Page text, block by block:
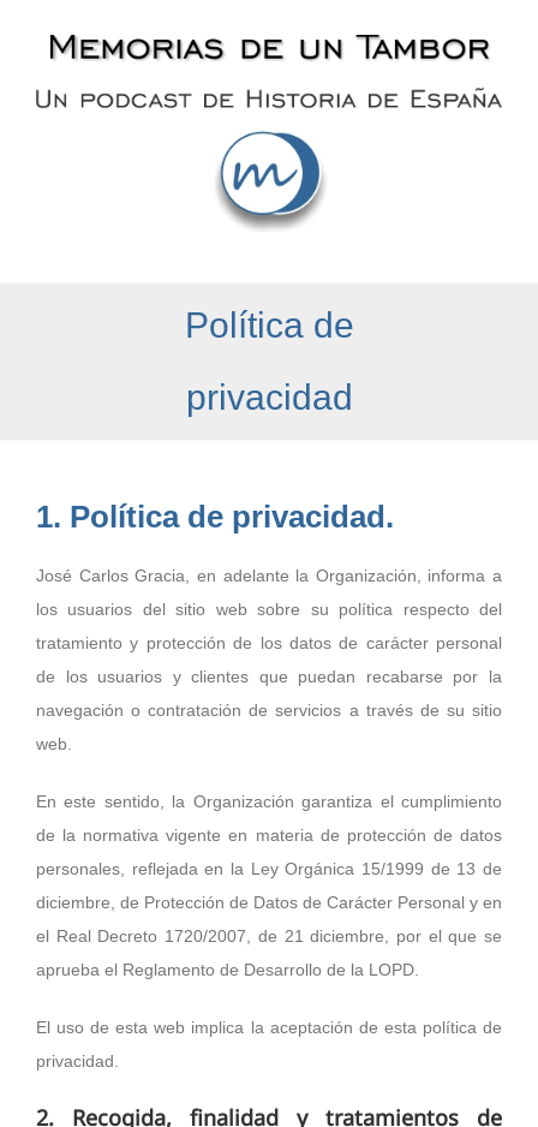
Política de
privacidad
1. Política de privacidad.
José Carlos Gracia, en adelante la Organización, informa a
los usuarios del sitio web sobre su política respecto del
tratamiento y protección de los datos de carácter personal
de los usuarios y clientes que puedan recabarse por la
navegación o contratación de servicios a través de su sitio
web.
En este sentido, la Organización garantiza el cumplimiento
de la normativa vigente en materia de protección de datos
personales, reflejada en la Ley Orgánica 15/1999 de 13 de
diciembre, de Protección de Datos de Carácter Personal y en
el Real Decreto 1720/2007, de 21 diciembre, por el que se
aprueba el Reglamento de Desarrollo de la LOPD.
El uso de esta web implica la aceptación de esta política de
privacidad.
2. Recogida, finalidad y tratamientos de